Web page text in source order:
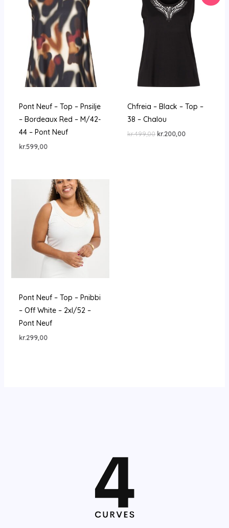
Pont Neuf – Top – Pnsilje
– Bordeaux Red – M/42-
44 – Pont Neuf
kr.599,00
Chfreia – Black – Top –
38 – Chalou
kr.499,00 Den
kr.200,00Den
Pont Neuf – Top – Pnibbi
– Off White – 2xl/52 –
Pont Neuf
kr.299,00